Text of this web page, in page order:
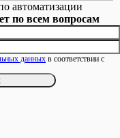
автоматизации
по всем вопросам
данных в соответствии с